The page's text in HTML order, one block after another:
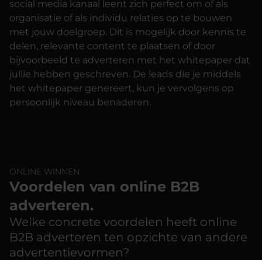
social media kanaal leent zich perfect om of als
organisatie of als individu relaties op te bouwen
met jouw doelgroep. Dit is mogelijk door kennis te
delen, relevante content te plaatsen of door
bijvoorbeeld te adverteren met het whitepaper dat
jullie hebben geschreven. De leads die je middels
het whitepaper genereert, kun je vervolgens op
persoonlijk niveau benaderen.
ONLINE WINNEN
Voordelen van online B2B
adverteren.
Welke concrete voordelen heeft online
B2B adverteren ten opzichte van andere
advertentievormen?